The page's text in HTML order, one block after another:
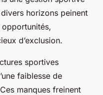
horizons peinent
d’exclusion.
sportives
faiblesse de
manques freinent